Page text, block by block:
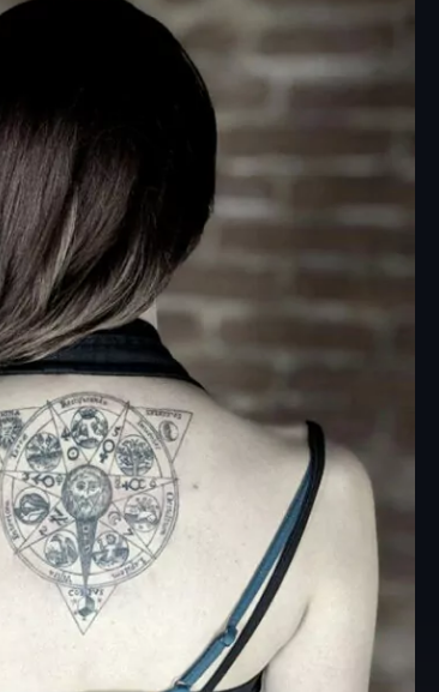
uno dei più
dell’alchimia,
perfezione
e nei
espressa
geometriche
(cerchio o
terra, acqua,
della
essere
o